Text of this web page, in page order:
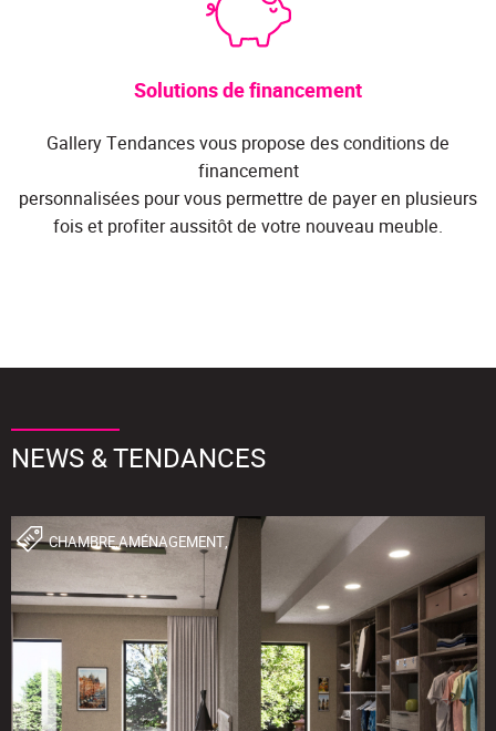
Solutions de financement
Gallery Tendances vous propose des conditions de
financement
personnalisées pour vous permettre de payer en plusieurs
fois et profiter aussitôt de votre nouveau meuble.
NEWS & TENDANCES
CHAMBRE,AMÉNAGEMENT,